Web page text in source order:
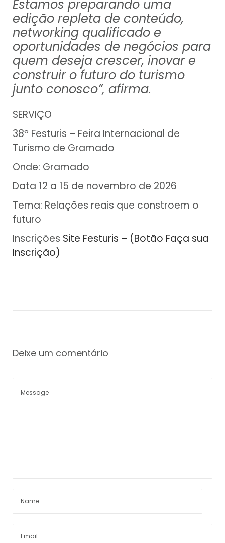
Estamos preparando uma
edição repleta de conteúdo,
networking qualificado e
oportunidades de negócios para
quem deseja crescer, inovar e
construir o futuro do turismo
junto conosco”, afirma.
SERVIÇO
38º Festuris – Feira Internacional de
Turismo de Gramado
Onde: Gramado
Data 12 a 15 de novembro de 2026
Tema: Relações reais que constroem o
futuro
Inscrições Site Festuris – (Botão Faça sua
Inscrição)
Deixe um comentário